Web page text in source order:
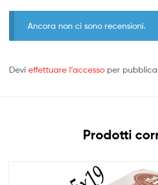
Ancora non ci sono recensioni.
Devi effettuare l’accesso per
Prodotti